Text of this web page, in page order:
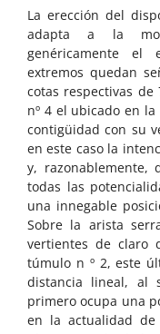
La erección del
adapta a la
genéricamente el
extremos quedan
cotas respectivas
nº 4 el ubicado en
contigüidad con su
en este caso la
y, razonablemente,
todas las
una innegable
Sobre la arista
vertientes de claro
túmulo n º 2, este
distancia lineal, al
primero ocupa una
en la actualidad